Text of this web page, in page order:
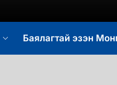
Баялагтай эзэн